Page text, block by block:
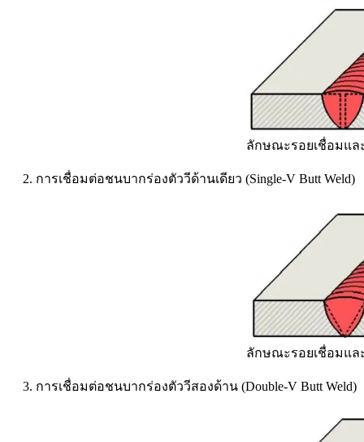
ลักษณะรอยเชื่อมแ
2. การเชื่อมต่อชนบากร่องตัววีด้านเดียว (Single-V Butt Weld)
ลักษณะรอยเชื่อมแล
3. การเชื่อมต่อชนบากร่องตัววีสองด้าน (Double-V Butt Weld)